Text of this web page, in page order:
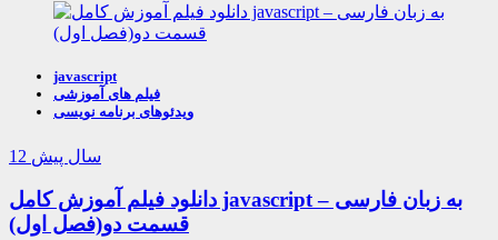
javascript
فیلم های آموزشی
ویدئوهای برنامه نویسی
12 سال پیش
دانلود فیلم آموزش کامل javascript به زبان فارسی –
قسمت دو(فصل اول)